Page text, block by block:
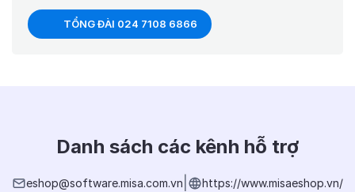
TỔNG ĐÀI 024 7108 6866
Danh sách các kênh hỗ trợ
eshop@software.misa.com.vn https://www.misaeshop.vn/